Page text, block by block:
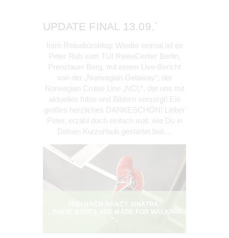
UPDATE FINAL 13.09.`
Intro Reisebüroblog: Wieder einmal ist es
Peter Ruh vom TUI ReiseCenter Berlin,
Prenzlauer Berg, mit einem Live-Bericht
von der „Norwegian Getaway“, der
Norwegian Cruise Line „NCL“, der uns mit
aktuellen Infos und Bildern versorgt! Ein
großes herzliches DANKESCHÖN! Lieber
Peter, erzähl doch einfach mal, wie Du in
Deinen Kurzurlaub gestartet bist…
FREI NACH NANCY SINATRA:
„THESE BOOTS ARE MADE FOR WALKING
“..